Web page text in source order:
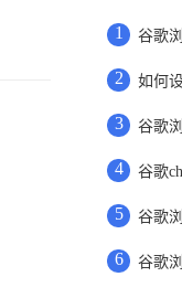
1 谷歌
2 如何
3 谷歌
4 谷歌
5 谷歌
6 谷歌